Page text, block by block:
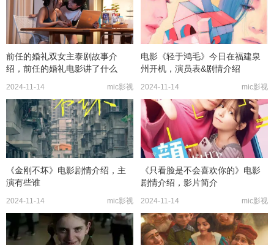
前任的婚礼双女主泰剧故事介
绍，前任的婚礼电影讲了什么
2024-11-14 mic影视
电影《轻于鸿毛》今日在福建泉
州开机，演员表&剧情介绍
2024-11-14 mic影视
《金刚不坏》电影剧情介绍，主
演有些谁
2024-11-14 mic影视
《只看脸是不会喜欢你的》电影
剧情介绍，影片简介
2024-11-14 mic影视